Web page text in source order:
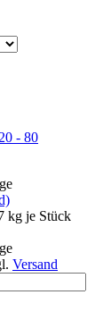
kg je Stück
Versand